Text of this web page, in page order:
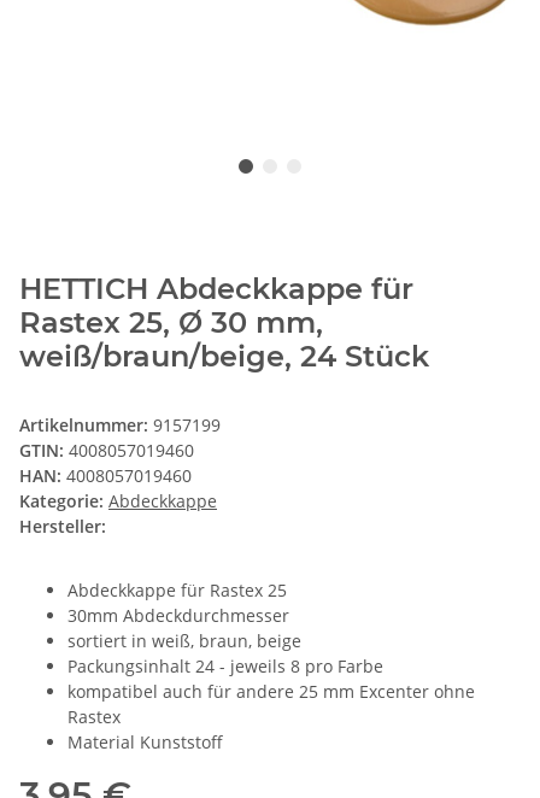
HETTICH Abdeckkappe für
Rastex 25, Ø 30 mm,
weiß/braun/beige, 24 Stück
Artikelnummer: 9157199
GTIN: 4008057019460
HAN: 4008057019460
Kategorie: Abdeckkappe
Hersteller:
Abdeckkappe für Rastex 25
30mm Abdeckdurchmesser
sortiert in weiß, braun, beige
Packungsinhalt 24 - jeweils 8 pro Farbe
kompatibel auch für andere 25 mm Excenter ohne
Rastex
Material Kunststoff